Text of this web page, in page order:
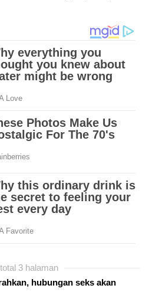
3 halaman
hubungan seks akan